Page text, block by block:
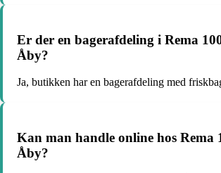
Er der en bagerafdeling i Rema
Åby?
Ja, butikken har en bagerafdeling med
Kan man handle online hos Rema
Åby?